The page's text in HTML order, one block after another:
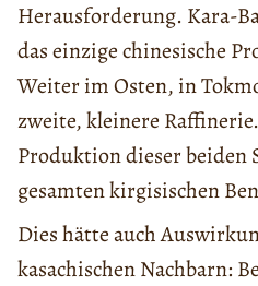
Herausforderung. Kara-
das einzige chinesische
Weiter im Osten, in
zweite, kleinere
Produktion dieser beiden
gesamten kirgisischen
Dies hätte auch
kasachischen Nachbarn: